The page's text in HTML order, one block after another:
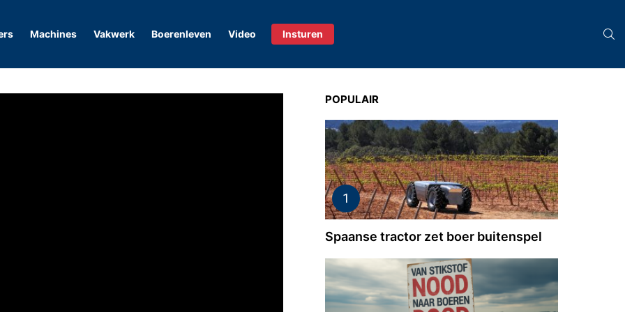
Machines Vakwerk Boerenleven Video Insturen
POPULAIR
Spaanse tractor zet boer buitenspel